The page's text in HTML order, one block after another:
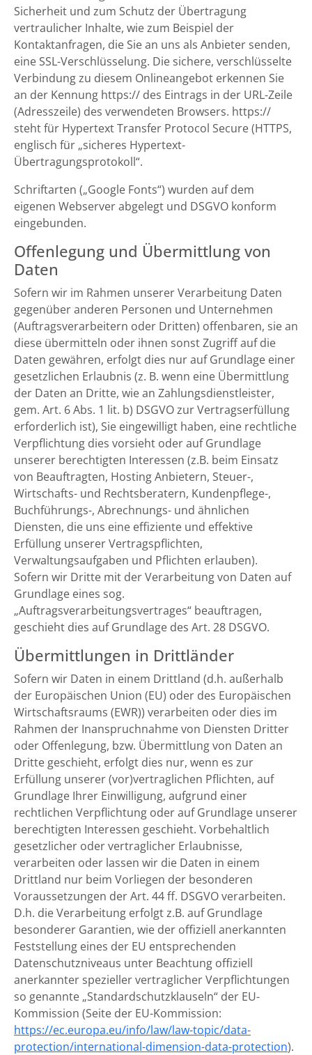
Sicherheit und zum Schutz der Übertragung
vertraulicher Inhalte, wie zum Beispiel der
Kontaktanfragen, die Sie an uns als Anbieter senden,
eine SSL-Verschlüsselung. Die sichere, verschlüsselte
Verbindung zu diesem Onlineangebot erkennen Sie
an der Kennung https:// des Eintrags in der URL-Zeile
(Adresszeile) des verwendeten Browsers. https://
steht für Hypertext Transfer Protocol Secure (HTTPS,
englisch für „sicheres Hypertext-
Übertragungsprotokoll“.
Schriftarten („Google Fonts“) wurden auf dem
eigenen Webserver abgelegt und DSGVO konform
eingebunden.
Offenlegung und Übermittlung von
Daten
Sofern wir im Rahmen unserer Verarbeitung Daten
gegenüber anderen Personen und Unternehmen
(Auftragsverarbeitern oder Dritten) offenbaren, sie an
diese übermitteln oder ihnen sonst Zugriff auf die
Daten gewähren, erfolgt dies nur auf Grundlage einer
gesetzlichen Erlaubnis (z. B. wenn eine Übermittlung
der Daten an Dritte, wie an Zahlungsdienstleister,
gem. Art. 6 Abs. 1 lit. b) DSGVO zur Vertragserfüllung
erforderlich ist), Sie eingewilligt haben, eine rechtliche
Verpflichtung dies vorsieht oder auf Grundlage
unserer berechtigten Interessen (z.B. beim Einsatz
von Beauftragten, Hosting Anbietern, Steuer-,
Wirtschafts- und Rechtsberatern, Kundenpflege-,
Buchführungs-, Abrechnungs- und ähnlichen
Diensten, die uns eine effiziente und effektive
Erfüllung unserer Vertragspflichten,
Verwaltungsaufgaben und Pflichten erlauben).
Sofern wir Dritte mit der Verarbeitung von Daten auf
Grundlage eines sog.
„Auftragsverarbeitungsvertrages“ beauftragen,
geschieht dies auf Grundlage des Art. 28 DSGVO.
Übermittlungen in Drittländer
Sofern wir Daten in einem Drittland (d.h. außerhalb
der Europäischen Union (EU) oder des Europäischen
Wirtschaftsraums (EWR)) verarbeiten oder dies im
Rahmen der Inanspruchnahme von Diensten Dritter
oder Offenlegung, bzw. Übermittlung von Daten an
Dritte geschieht, erfolgt dies nur, wenn es zur
Erfüllung unserer (vor)vertraglichen Pflichten, auf
Grundlage Ihrer Einwilligung, aufgrund einer
rechtlichen Verpflichtung oder auf Grundlage unserer
berechtigten Interessen geschieht. Vorbehaltlich
gesetzlicher oder vertraglicher Erlaubnisse,
verarbeiten oder lassen wir die Daten in einem
Drittland nur beim Vorliegen der besonderen
Voraussetzungen der Art. 44 ff. DSGVO verarbeiten.
D.h. die Verarbeitung erfolgt z.B. auf Grundlage
besonderer Garantien, wie der offiziell anerkannten
Feststellung eines der EU entsprechenden
Datenschutzniveaus unter Beachtung offiziell
anerkannter spezieller vertraglicher Verpflichtungen
so genannte „Standardschutzklauseln“ der EU-
Kommission (Seite der EU-Kommission:
https://ec.europa.eu/info/law/law-topic/data-
protection/international-dimension-data-protection).